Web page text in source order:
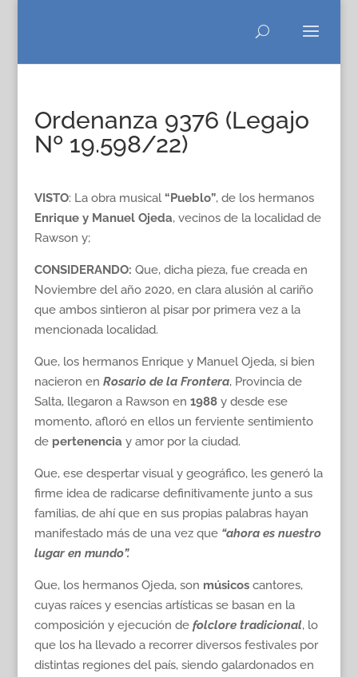
Ordenanza 9376 (Legajo
Nº 19.598/22)
VISTO: La obra musical“Pueblo”, de los hermanos
Enrique y Manuel Ojeda, vecinos de la localidad de
Rawson y;
CONSIDERANDO: Que, dicha pieza, fue creada en
Noviembre del año 2020, en clara alusión al cariño
que ambos sintieron al pisar por primera vez a la
mencionada localidad.
Que, los hermanos Enrique y Manuel Ojeda, si bien
nacieron en Rosario de la Frontera, Provincia de
Salta, llegaron a Rawson en 1988 y desde ese
momento, afloró en ellos un ferviente sentimiento
de pertenencia y amor por la ciudad.
Que, ese despertar visual y geográfico, les generó la
firme idea de radicarse definitivamente junto a sus
familias, de ahí que en sus propias palabras hayan
manifestado más de una vez que “ahora es nuestro
lugar en mundo”.
Que, los hermanos Ojeda, son músicos cantores,
cuyas raíces y esencias artísticas se basan en la
composición y ejecución de folclore tradicional, lo
que los ha llevado a recorrer diversos festivales por
distintas regiones del país, siendo galardonados en